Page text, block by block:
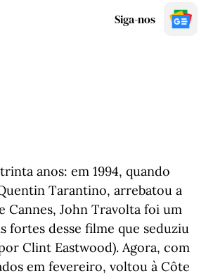
Siga-nos
anos: em 1994, quando
Tarantino, arrebatou a
Cannes, John Travolta foi um
fortes desse filme que seduziu
Clint Eastwood). Agora, com
em fevereiro, voltou à Côte